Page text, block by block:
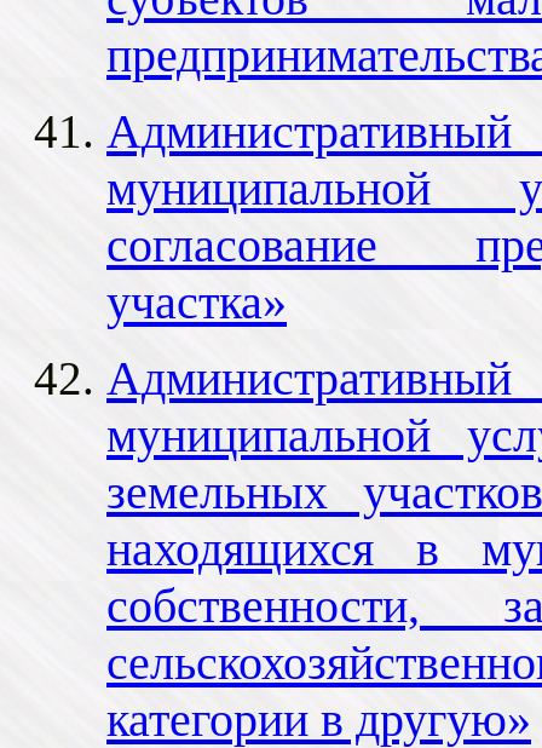
Административный
муниципальной
согласование
участка»
Административный
муниципальной
земельных
находящихся в
собственности,
категории в другую»